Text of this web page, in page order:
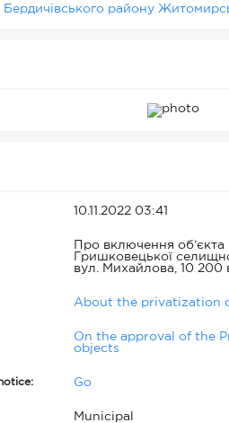
потребує ремонту.
району
10.11.2022 03:41
Про включення об’єкта
Гришковецької
вул. Михайлова, 10 200
About the privatization
On the approval of the
objects
Go
Municipal